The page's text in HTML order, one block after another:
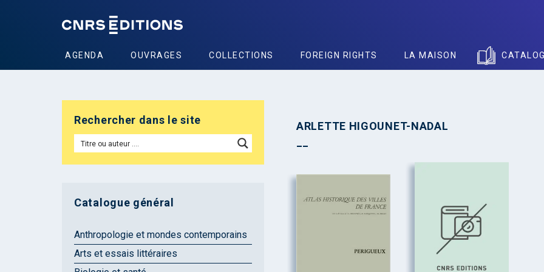
AGENDA OUVRAGES COLLECTIONS FOREIGN RIGHTS LA MAISON
ARLETTE HIGOUNET-NADAL
Rechercher dans le site
Catalogue général
Anthropologie et mondes contemporains
Arts et essais littéraires